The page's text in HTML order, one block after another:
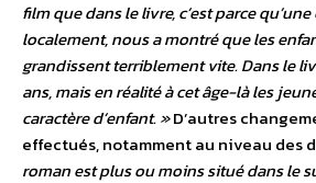
film que dans le livre, c’est parce
localement, nous a montré que les
grandissent terriblement vite. Dans le
ans, mais en réalité à cet âge-là les
caractère d’enfant. »D’autres
effectués, notamment au niveau des
roman est plus ou moins situé dans le